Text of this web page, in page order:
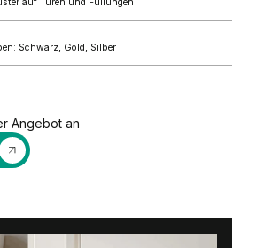
Schwarz, Gold, Silber
Angebot an